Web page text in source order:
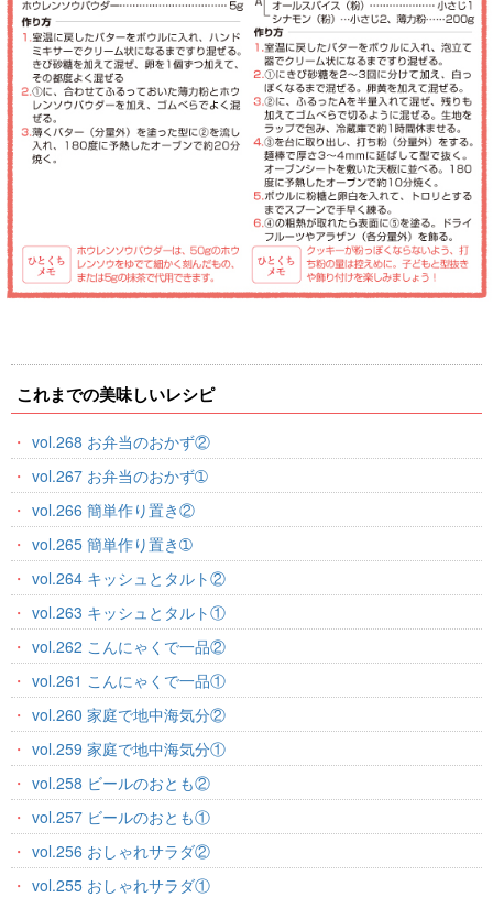
これまでの美味しいレシピ
vol.268 お弁当のおかず②
vol.267 お弁当のおかず➀
vol.266 簡単作り置き②
vol.265 簡単作り置き➀
vol.264 キッシュとタルト②
vol.263 キッシュとタルト①
vol.262 こんにゃくで一品②
vol.261 こんにゃくで一品①
vol.260 家庭で地中海気分②
vol.259 家庭で地中海気分①
vol.258 ビールのおとも②
vol.257 ビールのおとも①
vol.256 おしゃれサラダ②
vol.255 おしゃれサラダ①